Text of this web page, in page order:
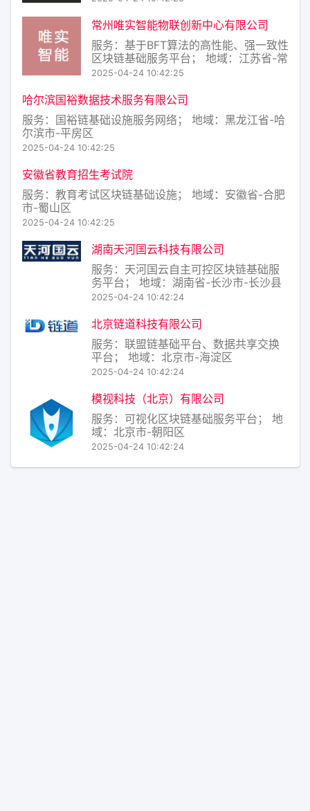
常州唯实智能物联创新中心有限公司
服务：基于BFT算法的高性能、强一致性
区块链基础服务平台； 地域：江苏省-常
州市-武进区
2025-04-24 10:42:25
哈尔滨国裕数据技术服务有限公司
服务：国裕链基础设施服务网络； 地域：黑龙江省-哈
尔滨市-平房区
2025-04-24 10:42:25
安徽省教育招生考试院
服务：教育考试区块链基础设施； 地域：安徽省-合肥
市-蜀山区
2025-04-24 10:42:25
湖南天河国云科技有限公司
服务：天河国云自主可控区块链基础服
务平台； 地域：湖南省-长沙市-长沙县
2025-04-24 10:42:24
北京链道科技有限公司
服务：联盟链基础平台、数据共享交换
平台； 地域：北京市-海淀区
2025-04-24 10:42:24
模视科技（北京）有限公司
服务：可视化区块链基础服务平台； 地
域：北京市-朝阳区
2025-04-24 10:42:24